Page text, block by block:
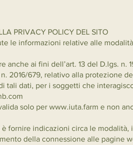
PRIVACY POLICY DEL SITO
le informazioni relative alle
anche ai fini dell’art. 13 del D.lgs.
n. 2016/679, relativo alla protezione
tali dati, per i soggetti che
solo per www.iuta.farm e non
fornire indicazioni circa le
della connessione alle pagine